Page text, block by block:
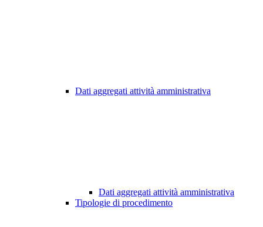
Dati aggregati attività amministrativa
Dati aggregati attività amministrativa
Tipologie di procedimento